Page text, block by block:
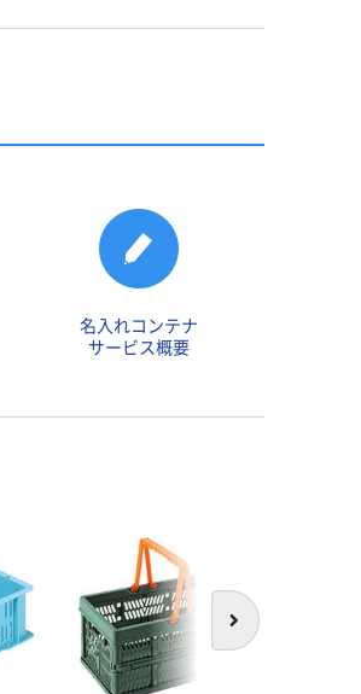
名入れコンテナ
サービス概要
次へ